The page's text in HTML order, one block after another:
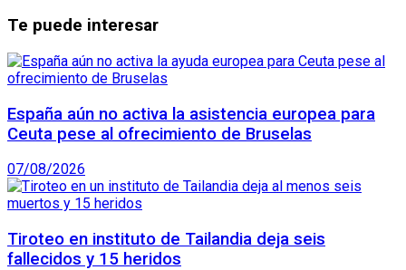
Te puede interesar
España aún no activa la asistencia europea para
Ceuta pese al ofrecimiento de Bruselas
07/08/2026
Tiroteo en instituto de Tailandia deja seis
fallecidos y 15 heridos